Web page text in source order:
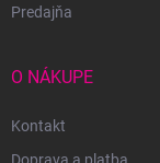
Predajňa
O NÁKUPE
Kontakt